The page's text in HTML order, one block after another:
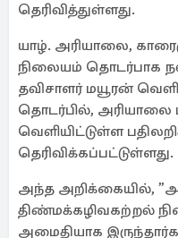
தெரிவித்துள்ளது.
யாழ். அரியாலை,
நிலையம் தொடர்பாக
தவிசாளர் மயூரன்
தொடர்பில், அரியாலை
வெளியிட்டுள்ள
தெரிவிக்கப்பட்டுள்ளது.
அந்த அறிக்கையில்,
திண்மக்கழிவகற்றல்
அமைதியாக